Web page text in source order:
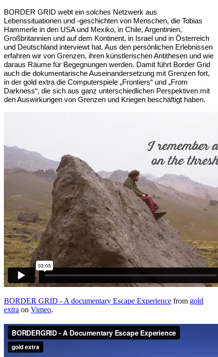
BORDER GRID webt ein solches Netzwerk aus
Lebenssituationen und -geschichten von Menschen, die Tobias
Hammerle in den USA und Mexiko, in Chile, Argentinien,
Großbritannien und auf dem Kontinent, in Israel und in Österreich
und Deutschland interviewt hat. Aus den persönlichen Erleb­nissen
erfahren wir von Grenzen, ihren künstlerischen Antithesen und wie
daraus Räume für Be­gegnungen werden. Damit führt Border Grid
auch die dokumentarische Auseinandersetzung mit Grenzen fort,
in der gold extra die Computerspiele „Frontiers“ und „From
Darkness“, die sich aus ganz unterschiedlichen Perspektiven mit
den Auswirkungen von Grenzen und Kriegen beschäftigt haben.
BORDER GRID - A documentary Escape Experience from gold
extra on Vimeo.